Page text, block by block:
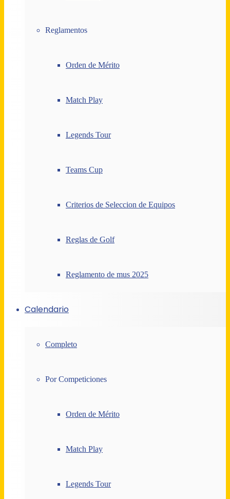
Reglamentos
Orden de Mérito
Match Play
Legends Tour
Teams Cup
Criterios de Seleccion de Equipos
Reglas de Golf
Reglamento de mus 2025
Calendario
Completo
Por Competiciones
Orden de Mérito
Match Play
Legends Tour